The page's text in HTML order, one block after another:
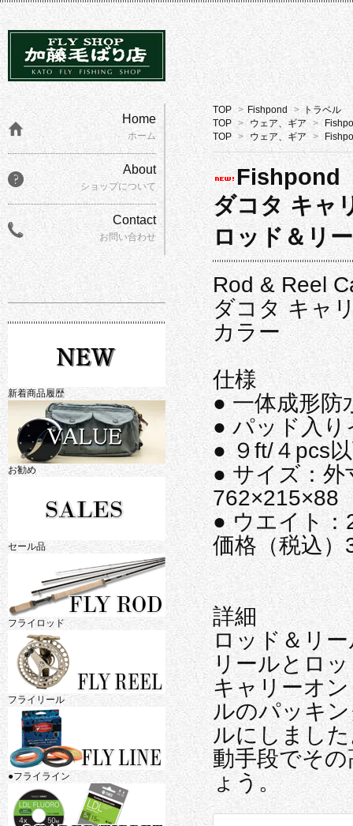
TOP > Fishpond >
トラベル
TOP > ウェア、ギア >
TOP > ウェア、ギア >
Fishpond
ダコタ キャ
ロッド＆リ
Rod & Reel
ダコタ キャ
カラー
仕様
● 一体成形防
● パッド入
● ９ft/４pcs
● サイズ：外
762×215×88
● ウエイト：
価格（税込）
詳細
ロッド＆リ
リールとロ
キャリーオ
ルのパッキ
ルにしまし
動手段でそ
ょう。
Home
ホーム
About
ショップについて
Contact
お問い合わせ
新着商品履歴
お勧め
セール品
フライロッド
フライリール
●フライライン